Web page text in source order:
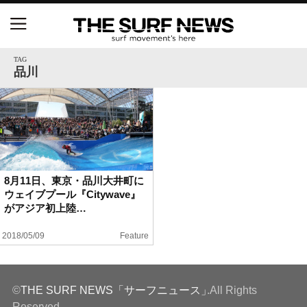
TAG
品川
8月11日、東京・品川大井町に
ウェイブプール『Citywave』
がアジア初上陸…
2018/05/09 Feature
©THE SURF NEWS「サーフニュース」.All Rights
【五十嵐カノア独占インタビュー】旧友レオ、ジャ
ックとの豪華プライベートセッション
S.ONE ショート＆ロング開幕戦・現地リポート（高
橋みなと）
ニュース
特集
試合